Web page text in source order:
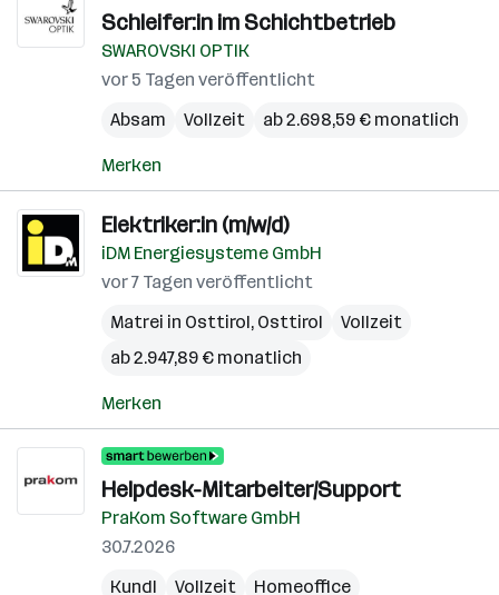
Schleifer:in im Schichtbetrieb
SWAROVSKI OPTIK
vor 5 Tagen veröffentlicht
Absam
Vollzeit ab 2.698,59 € monatlich
Merken
Elektriker:in (m/w/d)
iDM Energiesysteme GmbH
vor 7 Tagen veröffentlicht
Matrei in Osttirol, Osttirol
Vollzeit
ab 2.947,89 € monatlich
Merken
Helpdesk-Mitarbeiter/Support
PraKom Software GmbH
30.7.2026
Kundl
Vollzeit Homeoffice